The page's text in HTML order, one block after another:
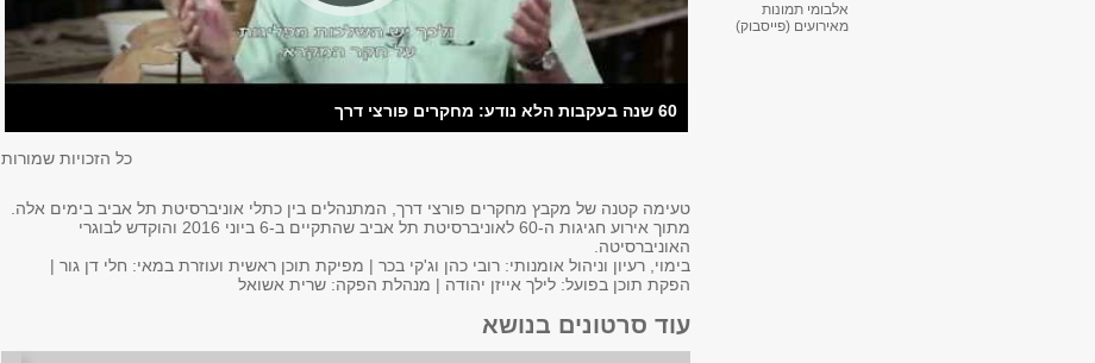
אלבומי תמונות
מאירועים (פייסבוק)
60 שנה בעקבות הלא נודע: מחקרים פורצי דרך
כל הזכויות שמורות
טעימה קטנה של מקבץ מחקרים פורצי דרך, המתנהלים בין כתלי אוניברסיטת תל אביב בימים אלה.
מתוך אירוע חגיגות ה-60 לאוניברסיטת תל אביב שהתקיים ב-6 ביוני 2016 והוקדש לבוגרי
האוניברסיטה.
בימוי, רעיון וניהול אומנותי: רובי כהן וג'קי בכר | מפיקת תוכן ראשית ועוזרת במאי: חלי דן גור |
הפקת תוכן בפועל: לילך אייזן יהודה | מנהלת הפקה: שרית אשואל
עוד סרטונים בנושא